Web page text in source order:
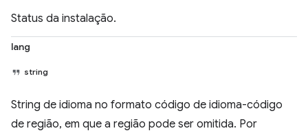
Status da instalação.
lang
string
String de idioma no formato código de idioma-código
de região, em que a região pode ser omitida. Por